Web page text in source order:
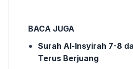
BACA JUGA
Surah Al-Insyirah 7-8
Terus Berjuang